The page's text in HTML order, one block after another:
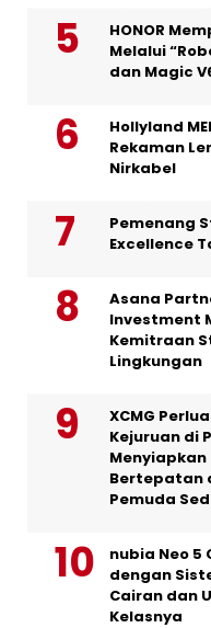
HONOR
Melalui
dan Magic
Hollyland
Rekaman
Nirkabel
Pemenang
Excellence
Asana
Investment
Kemitraan
Lingkungan
XCMG
Kejuruan di
Bertepatan
Pemuda
nubia Neo 5
dengan
Cairan dan
Kelasnya